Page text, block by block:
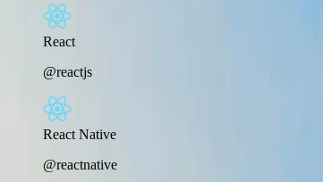
React
@reactjs
React Native
@reactnative